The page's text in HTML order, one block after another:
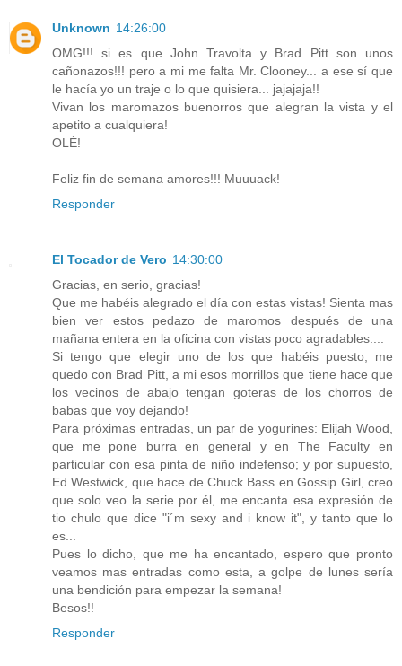
Unknown 14:26:00
OMG!!! si es que John Travolta y Brad Pitt son unos
cañonazos!!! pero a mi me falta Mr. Clooney... a ese sí que
le hacía yo un traje o lo que quisiera... jajajaja!!
Vivan los maromazos buenorros que alegran la vista y el
apetito a cualquiera!
OLÉ!
Feliz fin de semana amores!!! Muuuack!
Responder
El Tocador de Vero 14:30:00
Gracias, en serio, gracias!
Que me habéis alegrado el día con estas vistas! Sienta mas
bien ver estos pedazo de maromos después de una
mañana entera en la oficina con vistas poco agradables....
Si tengo que elegir uno de los que habéis puesto, me
quedo con Brad Pitt, a mi esos morrillos que tiene hace que
los vecinos de abajo tengan goteras de los chorros de
babas que voy dejando!
Para próximas entradas, un par de yogurines: Elijah Wood,
que me pone burra en general y en The Faculty en
particular con esa pinta de niño indefenso; y por supuesto,
Ed Westwick, que hace de Chuck Bass en Gossip Girl, creo
que solo veo la serie por él, me encanta esa expresión de
tio chulo que dice "i´m sexy and i know it", y tanto que lo
es...
Pues lo dicho, que me ha encantado, espero que pronto
veamos mas entradas como esta, a golpe de lunes sería
una bendición para empezar la semana!
Besos!!
Responder